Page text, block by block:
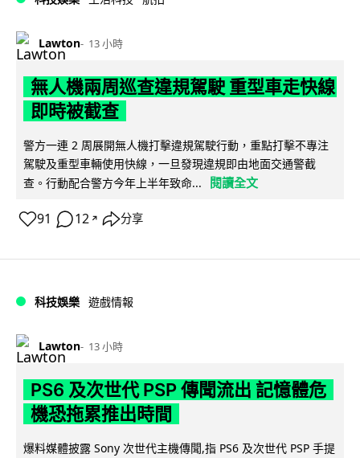
Lawton 13 小時
無人機兩周巡查違規駕駛 重型車走快線
即時被截查
警方一連 2 周展開無人機打擊違規駕駛行動，重點打擊不專注
駕駛及重型車輛使用快線，一旦發現違規即由地面交通警截
查。行動配合警方今年上半年致命...
閱讀全文
91 12 ↗ 分享
科技娛樂 遊戲情報
Lawton 13 小時
PS6 及次世代 PSP 傳聞流出 記憶體危
機恐拖累推出時間
爆料媒體披露 Sony 次世代主機傳聞,指 PS6 及次世代 PSP 手提